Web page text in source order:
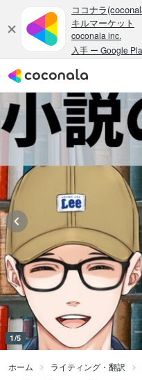
1/5
ホーム ライティング・翻訳